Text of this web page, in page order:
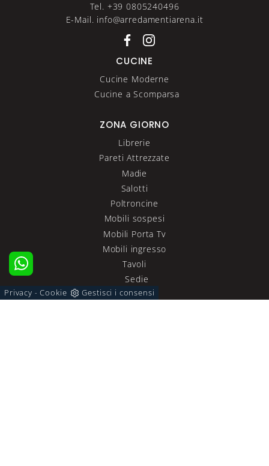
Tel. +39 0805240496
E-Mail. info@arredamentiarena.it
CUCINE
Cucine Moderne
Cucine a Scomparsa
ZONA GIORNO
Librerie
Pareti Attrezzate
Madie
Salotti
Poltroncine
Mobili sospesi
Mobili Porta Tv
Mobili ingresso
Tavoli
Sedie
Privacy -Cookie Gestisci i consensi